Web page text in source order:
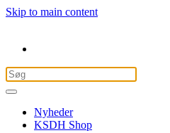
Skip to main content
Nyheder
KSDH Shop